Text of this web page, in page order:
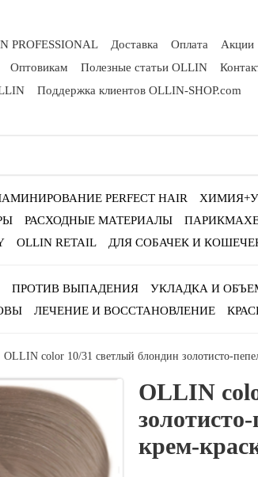
PROFESSIONAL Доставка Оплата
Акции
Оптовикам Полезные статьи OLLIN
Поддержка клиентов OLLIN-SHOP.com
PERFECT HAIR
РАСХОДНЫЕ МАТЕРИАЛЫ
OLLIN RETAIL ДЛЯ СОБАЧЕК И
ПРОТИВ ВЫПАДЕНИЯ УКЛАДКА И
ЛЕЧЕНИЕ И ВОССТАНОВЛЕНИЕ
OLLIN color 10/31 светлый блондин золотисто-
OLLIN
крем-